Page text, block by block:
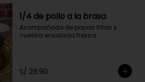
1/4 de pollo a la brasa
Acompañado de papas fritas y
nuestra ensalada fresca
S/ 28.90